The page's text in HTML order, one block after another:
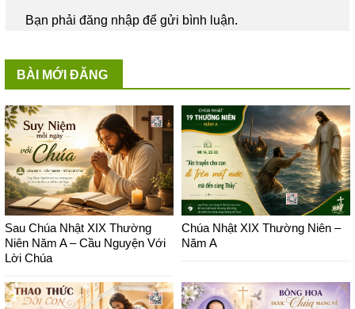
Bạn phảiđăng nhậpđể gửi bình luận.
BÀI MỚI ĐĂNG
Sau Chúa Nhật XIX Thường
Niên Năm A – Cầu Nguyện Với
Lời Chúa
Chúa Nhật XIX Thường Niên –
Năm A